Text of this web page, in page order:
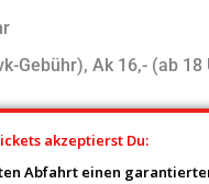
Gebühr), Ak 16,- (ab 18
akzeptierst Du:
Abfahrt einen